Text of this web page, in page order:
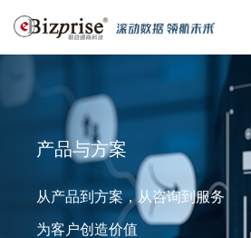
产品与方案
从产品到方案，从咨询到服务
为客户创造价值